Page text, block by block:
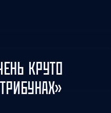
КРУТО